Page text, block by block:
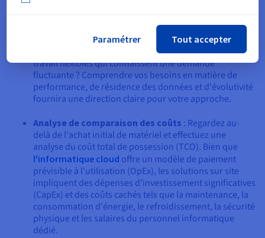
d'applications vous allez exécuter : s'agit-il de services
critiques qui nécessitent un temps de fonctionnement
constant et une faible latence, ou s'agit-il de charges de
travail flexibles qui connaissent une demande
fluctuante ? Comprendre vos besoins en matière de
performance, de résidence des données et d'évolutivité
fournira une direction claire pour votre approche.
Analyse de comparaison des coûts : Regardez au-
delà de l'achat initial de matériel et effectuez une
analyse du coût total de possession (TCO). Bien que
l'informatique cloud offre un modèle de paiement
prévisible à l'utilisation (OpEx), les solutions sur site
impliquent des dépenses d'investissement significatives
(CapEx) et des coûts cachés tels que la maintenance, la
consommation d'énergie, le refroidissement, la sécurité
physique et les salaires du personnel informatique
dédié.
Paramétrer Tout accepter